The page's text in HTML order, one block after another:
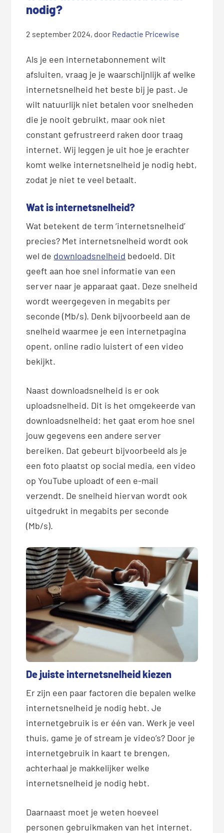
nodig?
2 september 2024, door Redactie Pricewise
Als je een internetabonnement wilt
afsluiten, vraag je je waarschijnlijk af welke
internetsnelheid het beste bij je past. Je
wilt natuurlijk niet betalen voor snelheden
die je nooit gebruikt, maar ook niet
constant gefrustreerd raken door traag
internet. Wij leggen je uit hoe je erachter
komt welke internetsnelheid je nodig hebt,
zodat je niet te veel betaalt.
Wat is internetsnelheid?
Wat betekent de term ‘internetsnelheid’
precies? Met internetsnelheid wordt ook
wel de downloadsnelheid bedoeld. Dit
geeft aan hoe snel informatie van een
server naar je apparaat gaat. Deze snelheid
wordt weergegeven in megabits per
seconde (Mb/s). Denk bijvoorbeeld aan de
snelheid waarmee je een internetpagina
opent, online radio luistert of een video
bekijkt.
Naast downloadsnelheid is er ook
uploadsnelheid. Dit is het omgekeerde van
downloadsnelheid: het gaat erom hoe snel
jouw gegevens een andere server
bereiken. Dat gebeurt bijvoorbeeld als je
een foto plaatst op social media, een video
op YouTube uploadt of een e-mail
verzendt. De snelheid hiervan wordt ook
uitgedrukt in megabits per seconde
(Mb/s).
De juiste internetsnelheid kiezen
Er zijn een paar factoren die bepalen welke
internetsnelheid je nodig hebt. Je
internetgebruik is er één van. Werk je veel
thuis, game je of stream je video’s? Door je
internetgebruik in kaart te brengen,
achterhaal je makkelijker welke
internetsnelheid je nodig hebt.
Daarnaast moet je weten hoeveel
personen gebruikmaken van het internet.